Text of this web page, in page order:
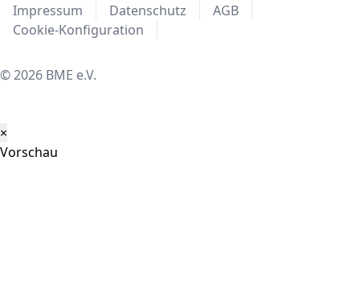
Impressum Datenschutz
AGB
Cookie-Konfiguration
© 2026 BME e.V.
×
Vorschau